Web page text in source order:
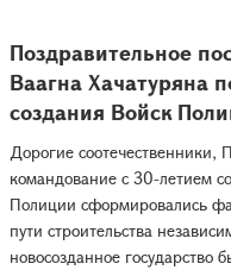
Поздравительное
Ваагна Хачатуряна
создания Войск
Дорогие соотечественники,
командование с 30-летием
Полиции сформировались
пути строительства
новосозданное государство